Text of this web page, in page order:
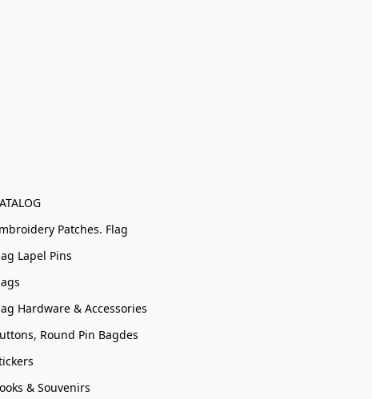
Patches. Flag
Lapel Pins
Hardware & Accessories
Round Pin Bagdes
& Souvenirs